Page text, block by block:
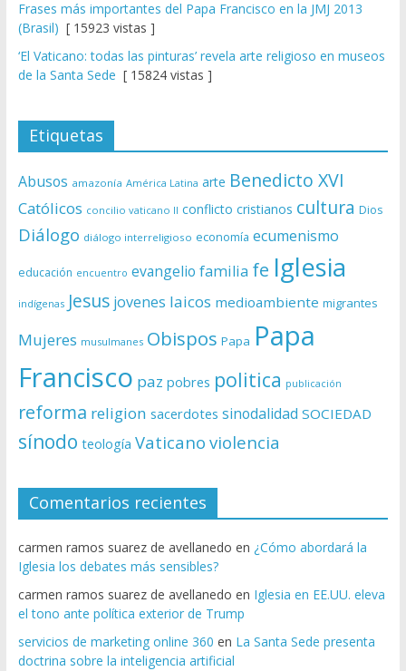
Frases más importantes del Papa Francisco en la JMJ 2013
(Brasil) [ 15923 vistas ]
‘El Vaticano: todas las pinturas’ revela arte religioso en museos
de la Santa Sede [ 15824 vistas ]
Etiquetas
Abusos amazonía América Latina arte Benedicto XVI
Católicos concilio vaticano II conflicto cristianos cultura Dios
Diálogo diálogo interreligioso economía ecumenismo
educación encuentro evangelio familia fe Iglesia
indígenas Jesus jovenes laicos medioambiente migrantes
Mujeres musulmanes Obispos Papa Papa
Francisco paz pobres politica publicación
reforma religion sacerdotes sinodalidad SOCIEDAD
sínodo teología Vaticano violencia
Comentarios recientes
carmen ramos suarez de avellanedo en ¿Cómo abordará la
Iglesia los debates más sensibles?
carmen ramos suarez de avellanedo en Iglesia en EE.UU. eleva
el tono ante política exterior de Trump
servicios de marketing online 360 en La Santa Sede presenta
doctrina sobre la inteligencia artificial